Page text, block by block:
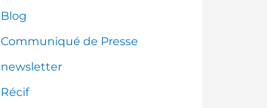
Blog
Communiqué de Presse
newsletter
Récif